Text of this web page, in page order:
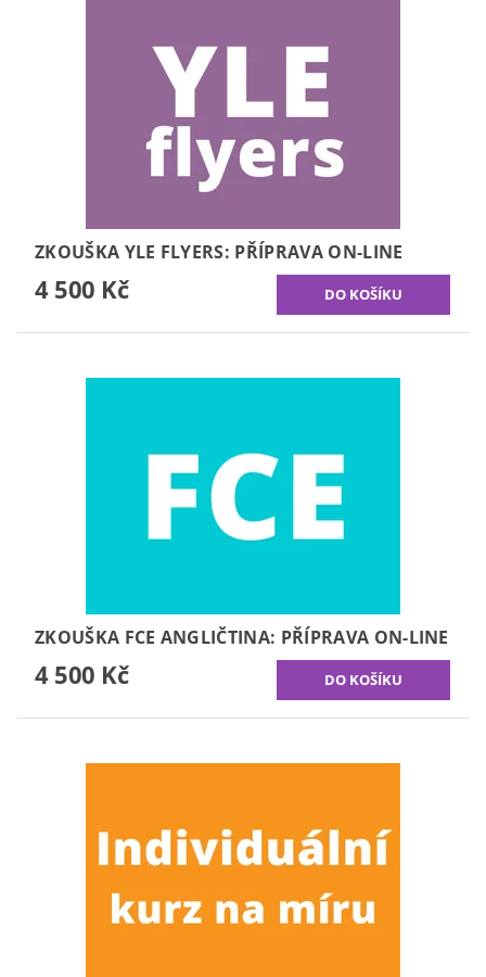
ZKOUŠKA YLE FLYERS: PŘÍPRAVA ON-LINE
4 500 Kč
ZKOUŠKA FCE ANGLIČTINA: PŘÍPRAVA ON-LINE
4 500 Kč